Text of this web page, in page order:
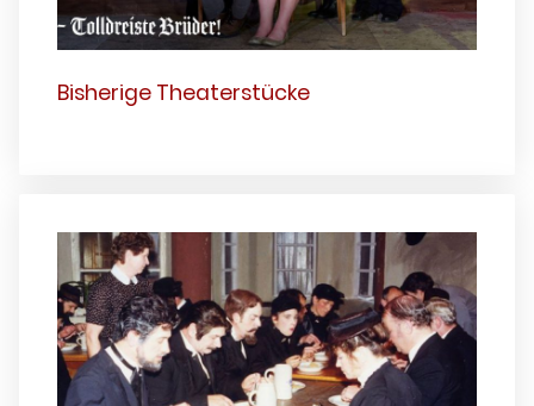
Bisherige Theaterstücke